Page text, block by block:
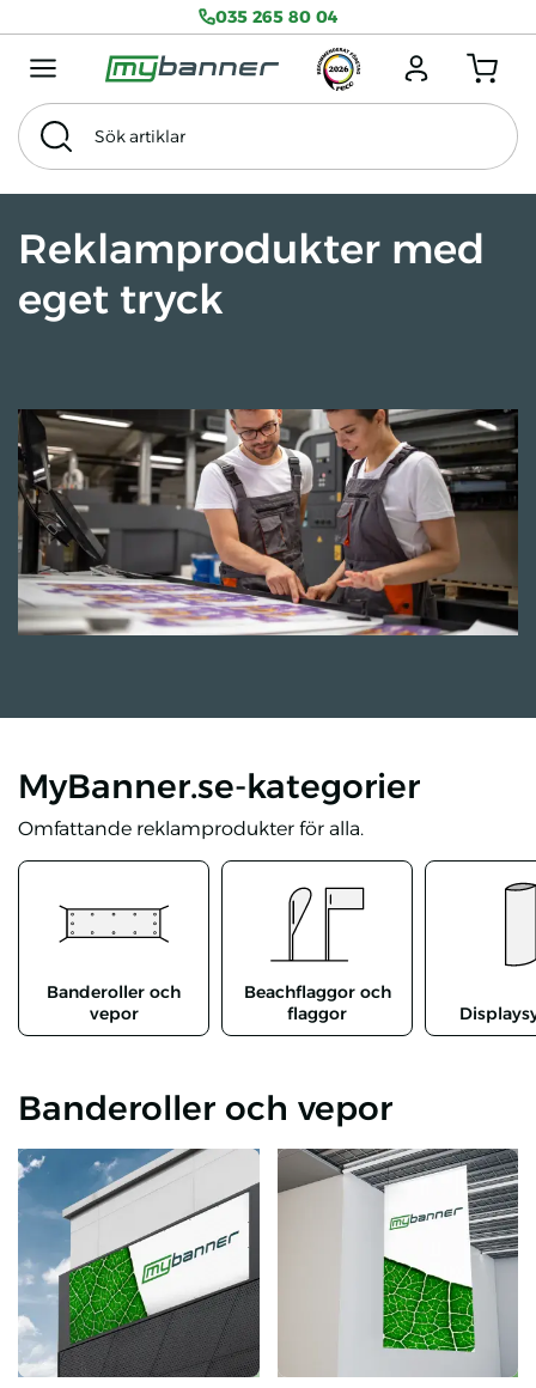
Sök artiklar
Sök
035 265 80 04
Logga in Antal produkter
Menu mobile
Exkl. Moms
Tema
Reklamprodukter med
eget tryck
MyBanner.se-kategorier
Omfattande reklamprodukter för alla.
Banderoller och
vepor
Se alla Banderoller och vepor
Beachflaggor och
flaggor
Se alla Beachflaggor och
Banderoller och vepor